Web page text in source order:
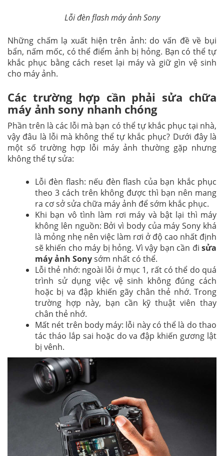
Lỗi đèn flash máy ảnh Sony
Những chấm lạ xuất hiện trên ảnh: do vấn đề về bụi
bẩn, nấm mốc, có thể điểm ảnh bị hỏng. Bạn có thể tự
khắc phục bằng cách reset lại máy và giữ gìn vệ sinh
cho máy ảnh.
Các trường hợp cần phải sửa chữa
máy ảnh sony nhanh chóng
Phần trên là các lỗi mà bạn có thể tự khắc phục tại nhà,
vậy đâu là lỗi mà không thể tự khắc phục? Dưới đây là
một số trường hợp lỗi máy ảnh thường gặp nhưng
không thể tự sửa:
Lỗi đèn flash: nếu đèn flash của bạn khắc phục
theo 3 cách trên không được thì bạn nên mang
ra cơ sở sửa chữa máy ảnh để sớm khắc phục.
Khi bạn vô tình làm rơi máy và bật lại thì máy
không lên nguồn: Bởi vì body của máy Sony khá
là mỏng nhẹ nên việc làm rơi ở độ cao nhất định
sẽ khiến cho máy bị hỏng. Vì vậy bạn cần đi sửa
máy ảnh Sonysớm nhất có thể.
Lỗi thẻ nhớ: ngoài lỗi ở mục 1, rất có thể do quá
trình sử dụng việc vệ sinh không đúng cách
hoặc bị va đập khiến gãy chân thẻ nhớ. Trong
trường hợp này, bạn cần kỹ thuật viên thay
chân thẻ nhớ.
Mất nét trên body máy: lỗi này có thể là do thao
tác tháo lắp sai hoặc do va đập khiến gương lật
bị vênh.